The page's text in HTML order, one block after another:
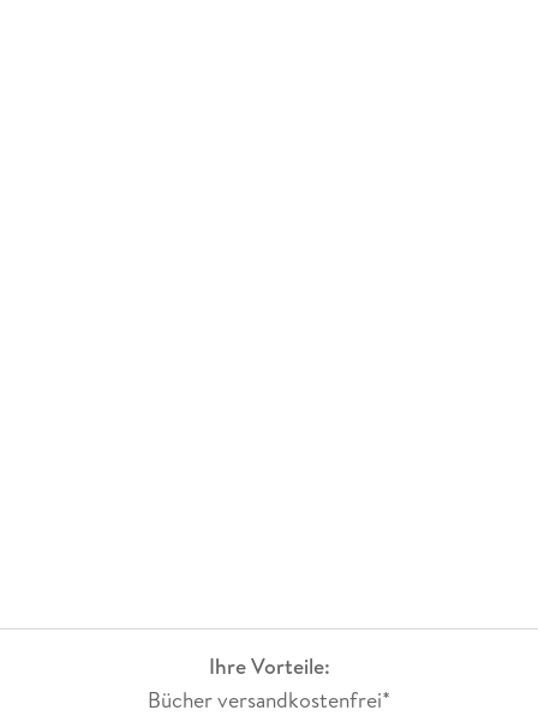
Ihre Vorteile:
Bücher versandkostenfrei*